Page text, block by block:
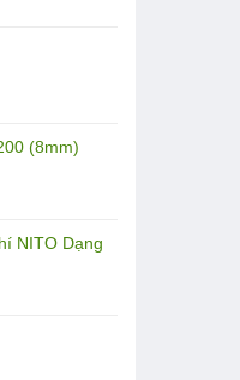
(8mm)
NITO Dạng